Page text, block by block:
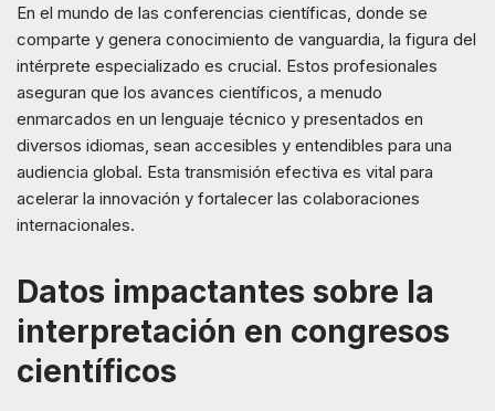
En el mundo de las conferencias científicas, donde se
comparte y genera conocimiento de vanguardia, la figura del
intérprete especializado es crucial. Estos profesionales
aseguran que los avances científicos, a menudo
enmarcados en un lenguaje técnico y presentados en
diversos idiomas, sean accesibles y entendibles para una
audiencia global. Esta transmisión efectiva es vital para
acelerar la innovación y fortalecer las colaboraciones
internacionales.
Datos impactantes sobre la
interpretación en congresos
científicos